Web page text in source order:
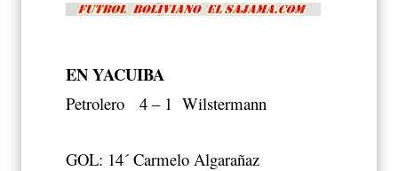
EN YACUIBA
Petrolero 4 – 1 Wilstermann
GOL: 14´ Carmelo Algarañaz